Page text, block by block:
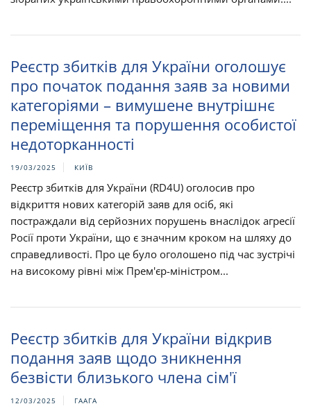
Реєстр збитків для України оголошує
про початок подання заяв за новими
категоріями – вимушене внутрішнє
переміщення та порушення особистої
недоторканності
19/03/2025 КИЇВ
Реєстр збитків для України (RD4U) оголосив про
відкриття нових категорій заяв для осіб, які
постраждали від серйозних порушень внаслідок агресії
Росії проти України, що є значним кроком на шляху до
справедливості. Про це було оголошено під час зустрічі
на високому рівні між Прем'єр-міністром...
Реєстр збитків для України відкрив
подання заяв щодо зникнення
безвісти близького члена сім'ї
12/03/2025 ГААГА